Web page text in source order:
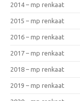
2014 – mp renkaat
2015 – mp renkaat
2016 – mp renkaat
2017 – mp renkaat
2018 – mp renkaat
2019 – mp renkaat